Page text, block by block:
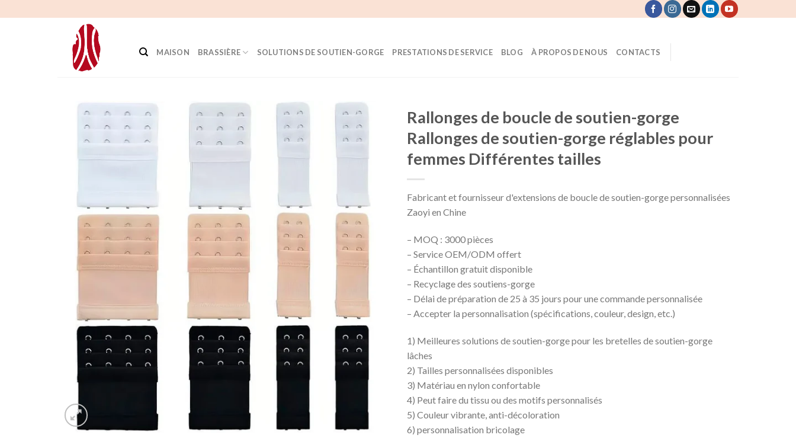
au
MAISON BRASSIÈRE SOLUTIONS DE SOUTIEN-GORGE PRESTATIONS DE SERVICE BLOG À PROPOS DE NOUS CONTACTS
Rallonges de boucle de soutien-gorge
Rallonges de soutien-gorge réglables pour
femmes Différentes tailles
Fabricant et fournisseur d'extensions de boucle de soutien-gorge personnalisées
Zaoyi en Chine
– MOQ : 3000 pièces
– Service OEM/ODM offert
– Échantillon gratuit disponible
– Recyclage des soutiens-gorge
– Délai de préparation de 25 à 35 jours pour une commande personnalisée
– Accepter la personnalisation (spécifications, couleur, design, etc.)
1) Meilleures solutions de soutien-gorge pour les bretelles de soutien-gorge
lâches
2) Tailles personnalisées disponibles
3) Matériau en nylon confortable
4) Peut faire du tissu ou des motifs personnalisés
5) Couleur vibrante, anti-décoloration
6) personnalisation bricolage